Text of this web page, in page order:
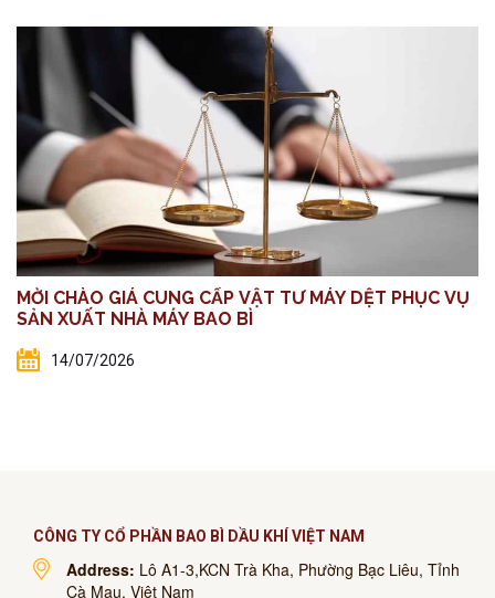
MỜI CHÀO GIÁ CUNG CẤP VẬT TƯ MÁY DỆT PHỤC VỤ
SẢN XUẤT NHÀ MÁY BAO BÌ
14/07/2026
CÔNG TY CỔ PHẦN BAO BÌ DẦU KHÍ VIỆT NAM
Address: Lô A1-3,KCN Trà Kha, Phường Bạc Liêu, Tỉnh
Cà Mau, Việt Nam